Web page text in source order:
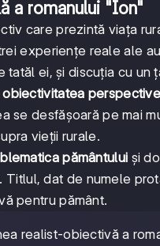
a romanului "Ion"
care prezintă viața
experiențe reale ale
ei, și discuția cu un
obiectivitatea
se desfășoară pe mai
vieții rurale.
pământului și
Titlul, dat de numele
pentru pământ.
realist-obiectivă a